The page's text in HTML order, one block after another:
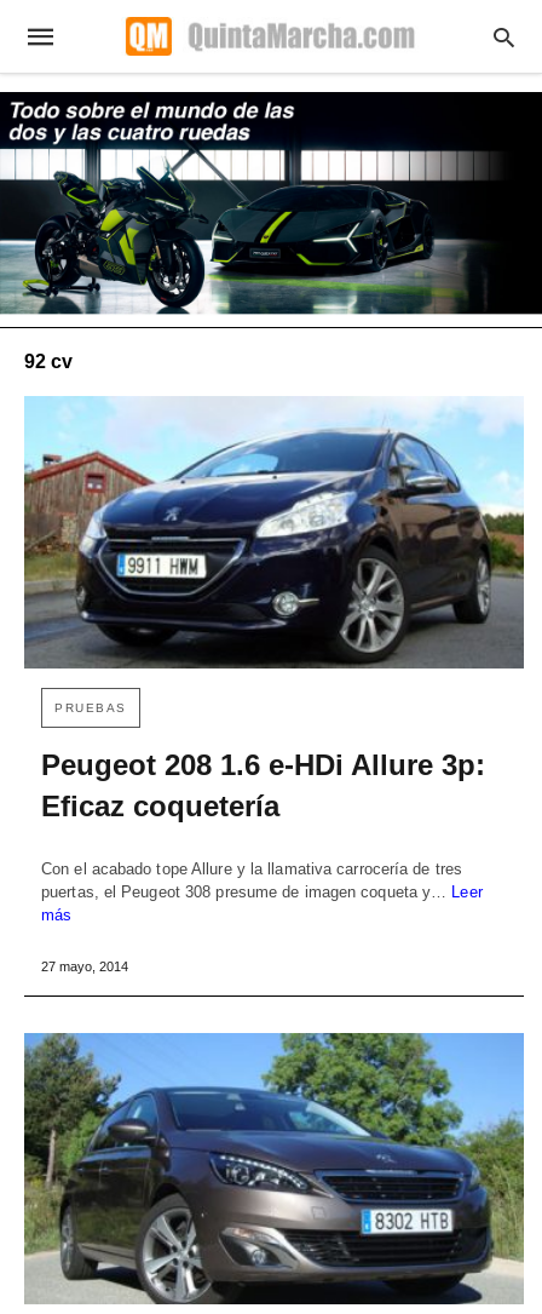
92 cv
PRUEBAS
Peugeot 208 1.6 e-HDi Allure 3p:
Eficaz coquetería
Con el acabado tope Allure y la llamativa carrocería de tres
puertas, el Peugeot 308 presume de imagen coqueta y… Leer
más
27 mayo, 2014